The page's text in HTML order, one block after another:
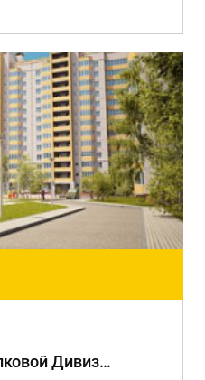
Дом на ул.45-й Стрелковой Дивизии, 234